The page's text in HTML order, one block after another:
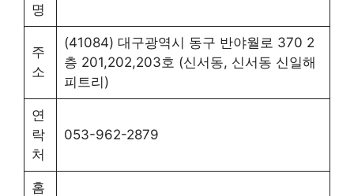
명
주
소
(41084) 대구광역시 동구 반야월로 370 2
층 201,202,203호 (신서동, 신서동 신일해
피트리)
연
락
처
053-962-2879
홈